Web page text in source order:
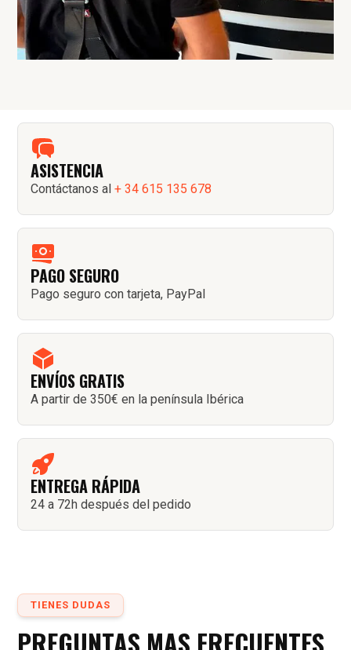
ASISTENCIA
Contáctanos al+ 34 615 135 678
PAGO SEGURO
Pago seguro con tarjeta, PayPal
ENVÍOS GRATIS
A partir de 350€ en la península Ibérica
ENTREGA RÁPIDA
24 a 72h después del pedido
TIENES DUDAS